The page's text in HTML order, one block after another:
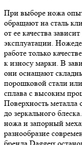
При выборе ножа
обращают на сталь
от ее качества
эксплуатации.
работе только
к износу марки. В
они оснащают
порошковой стали
сплава с высоким
Поверхность
до зеркального
ножа и запорный
разнообразие
бренда Daggerr